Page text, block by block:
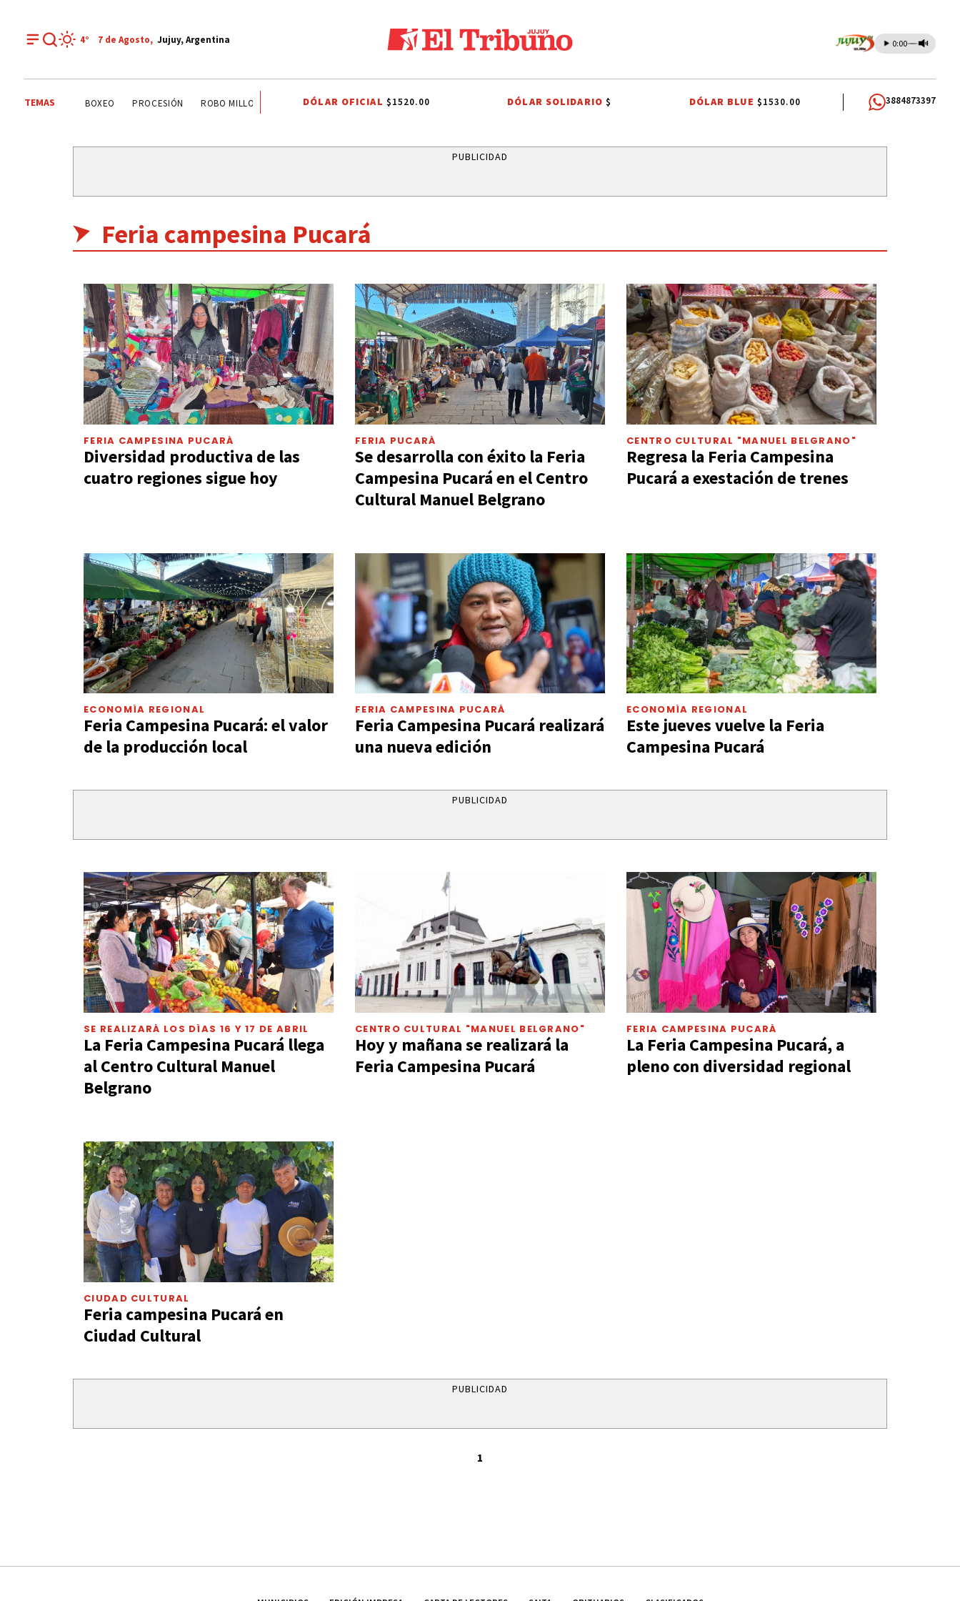
4° 7 de Agosto, Jujuy, Argentina 0:00
TEMAS
COMEDERO BOXEO PROCESIÓN ROBO MILLONARIO CRIMEN PRIMERA NACIONAL COMUNIDADES INDÍGENAS AUTOMOVILISMO
DÓLAR OFICIAL $1520.00 DÓLAR SOLIDARIO$ DÓLAR BLUE $1530.00 3884873397
PUBLICIDAD
Feria campesina Pucará
FERIA CAMPESINA PUCARÁ
Diversidad productiva de las
cuatro regiones sigue hoy
FERIA PUCARÁ
Se desarrolla con éxito la Feria
Campesina Pucará en el Centro
Cultural Manuel Belgrano
CENTRO CULTURAL "MANUEL BELGRANO"
Regresa la Feria Campesina
Pucará a exestación de trenes
ECONOMÍA REGIONAL
Feria Campesina Pucará: el valor
de la producción local
FERIA CAMPESINA PUCARÁ
Feria Campesina Pucará realizará
una nueva edición
ECONOMÍA REGIONAL
Este jueves vuelve la Feria
Campesina Pucará
PUBLICIDAD
SE REALIZARÁ LOS DÍAS 16 Y 17 DE ABRIL
La Feria Campesina Pucará llega
al Centro Cultural Manuel
Belgrano
CENTRO CULTURAL "MANUEL BELGRANO"
Hoy y mañana se realizará la
Feria Campesina Pucará
FERIA CAMPESINA PUCARÁ
La Feria Campesina Pucará, a
pleno con diversidad regional
CIUDAD CULTURAL
Feria campesina Pucará en
Ciudad Cultural
PUBLICIDAD
1